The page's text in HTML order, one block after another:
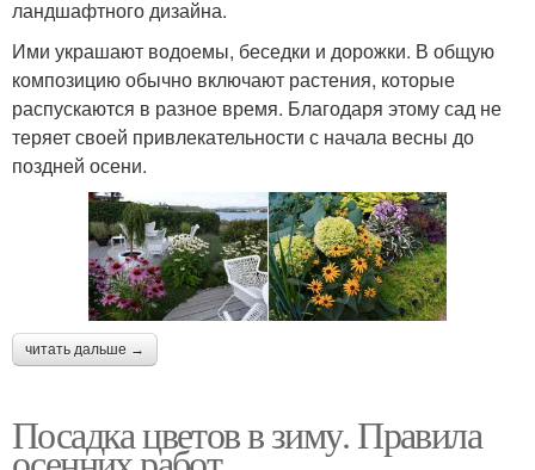
ландшафтного дизайна.
Ими украшают водоемы, беседки и дорожки. В общую
композицию обычно включают растения, которые
распускаются в разное время. Благодаря этому сад не
теряет своей привлекательности с начала весны до
поздней осени.
читать дальше →
Посадка цветов в зиму. Правила